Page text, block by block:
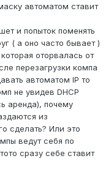
автоматом ставит
и попыток поменять
( а оно часто бывает )
оторвалась от
перезагрузки компа
автоматом IP то
не увидев DHCP
аренда), почему
из
сделать? Или это
ведут себя по
сразу себе ставит